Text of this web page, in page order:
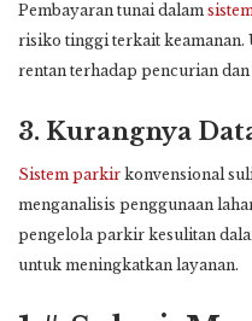
Pembayaran tunai dalam
risiko tinggi terkait
rentan terhadap pencurian
3. Kurangnya
Sistem parkir konvensional
menganalisis penggunaan
pengelola parkir kesulitan
untuk meningkatkan layanan.